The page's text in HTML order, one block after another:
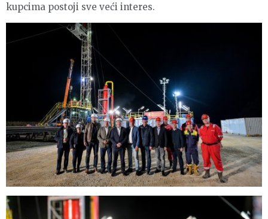
kupcima postoji sve veći interes.